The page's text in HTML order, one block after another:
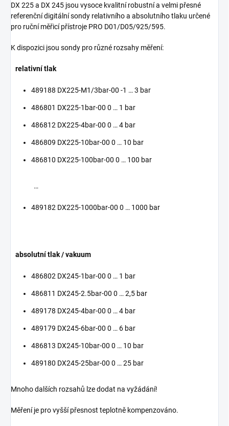
DX 225 a DX 245 jsou vysoce kvalitní robustní a velmi přesné
referenční digitální sondy relativního a absolutního tlaku určené
pro ruční měřicí přístroje PRO D01/D05/925/595.
K dispozici jsou sondy pro různé rozsahy měření:
relativní tlak
489188 DX225-M1/3bar-00 -1 … 3 bar
486801 DX225-1bar-00 0 … 1 bar
486812 DX225-4bar-00 0 … 4 bar
486809 DX225-10bar-00 0 … 10 bar
486810 DX225-100bar-00 0 … 100 bar
…
489182 DX225-1000bar-00 0 … 1000 bar
absolutní tlak / vakuum
486802 DX245-1bar-00 0 … 1 bar
486811 DX245-2.5bar-00 0 … 2,5 bar
489178 DX245-4bar-00 0 … 4 bar
489179 DX245-6bar-00 0 … 6 bar
486813 DX245-10bar-00 0 … 10 bar
489180 DX245-25bar-00 0 … 25 bar
Mnoho dalších rozsahů lze dodat na vyžádání!
Měření je pro vyšší přesnost teplotně kompenzováno.